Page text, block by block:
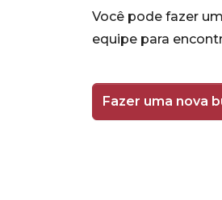
Você pode fazer
equipe para
Fazer uma nova